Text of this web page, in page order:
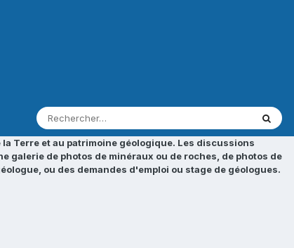
Terre et au patrimoine géologique. Les discussions
de photos de minéraux ou de roches, de photos de
ou des demandes d'emploi ou stage de géologues.